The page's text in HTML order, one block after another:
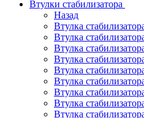
Втулки стабилизатора
Назад
Втулка
Втулка
Втулка
Втулка
Втулка
Втулка
Втулка
Втулка
Втулка